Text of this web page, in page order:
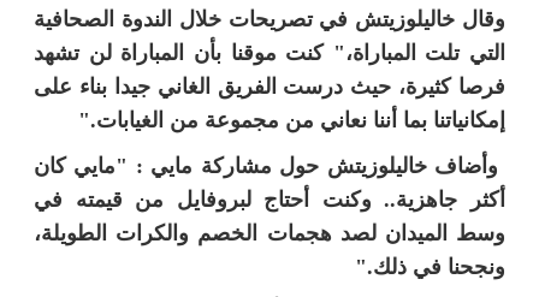
وقال خاليلوزيتش في تصريحات خلال الندوة الصحافية
التي تلت المباراة،" كنت موقنا بأن المباراة لن تشهد
فرصا كثيرة، حيث درست الفريق الغاني جيدا بناء على
إمكانياتنا بما أننا نعاني من مجموعة من الغيابات".
وأضاف خاليلوزيتش حول مشاركة مايي : "مايي كان
أكثر جاهزية.. وكنت أحتاج لبروفايل من قيمته في
وسط الميدان لصد هجمات الخصم والكرات الطويلة،
ونجحنا في ذلك".